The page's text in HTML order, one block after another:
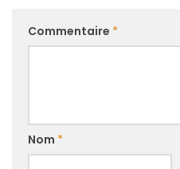
Commentaire *
Nom *